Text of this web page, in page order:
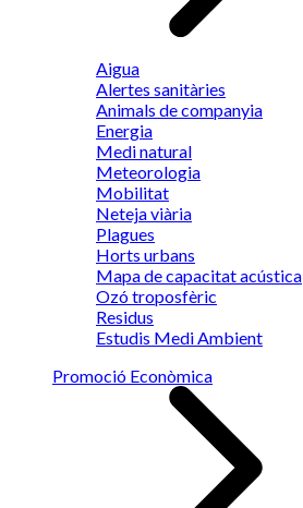
Aigua
Alertes sanitàries
Animals de companyia
Energia
Medi natural
Meteorologia
Mobilitat
Neteja viària
Plagues
Horts urbans
Mapa de capacitat acústica
Ozó troposfèric
Residus
Estudis Medi Ambient
Promoció Econòmica